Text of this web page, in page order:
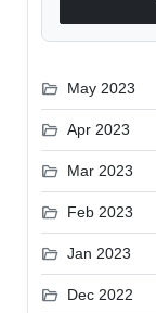
folder_open May 2023
folder_open Apr 2023
folder_open Mar 2023
folder_open Feb 2023
folder_open Jan 2023
folder_open Dec 2022